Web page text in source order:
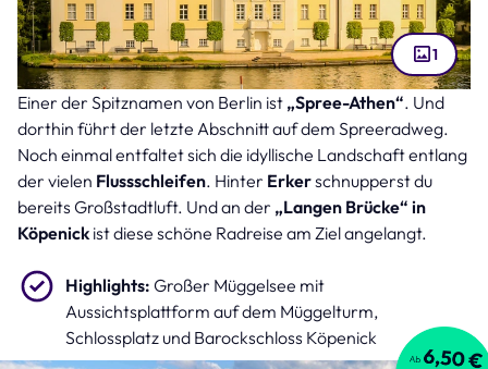
Barockschloss Köpenick (Bild: daskleineatelier – stock.adobe.com )
1
Einer der Spitznamen von Berlin ist „Spree-Athen“. Und
dorthin führt der letzte Abschnitt auf dem Spreeradweg.
Noch einmal entfaltet sich die idyllische Landschaft entlang
der vielen Flussschleifen. Hinter Erkerschnupperst du
bereits Großstadtluft. Und an der „Langen Brücke“ in
Köpenick ist diese schöne Radreise am Ziel angelangt.
Highlights: Großer Müggelsee mit
Aussichtsplattform auf dem Müggelturm,
Schlossplatz und Barockschloss Köpenick